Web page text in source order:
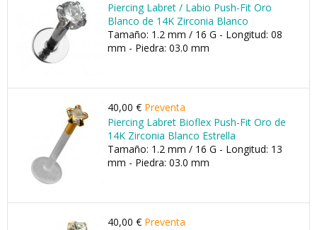
Piercing Labret / Labio Push-Fit Oro
Blanco de 14K Zirconia Blanco
Tamaño: 1.2 mm / 16 G - Longitud: 08
mm - Piedra: 03.0 mm
40,00 € Preventa
Piercing Labret Bioflex Push-Fit Oro de
14K Zirconia Blanco Estrella
Tamaño: 1.2 mm / 16 G - Longitud: 13
mm - Piedra: 03.0 mm
40,00 € Preventa